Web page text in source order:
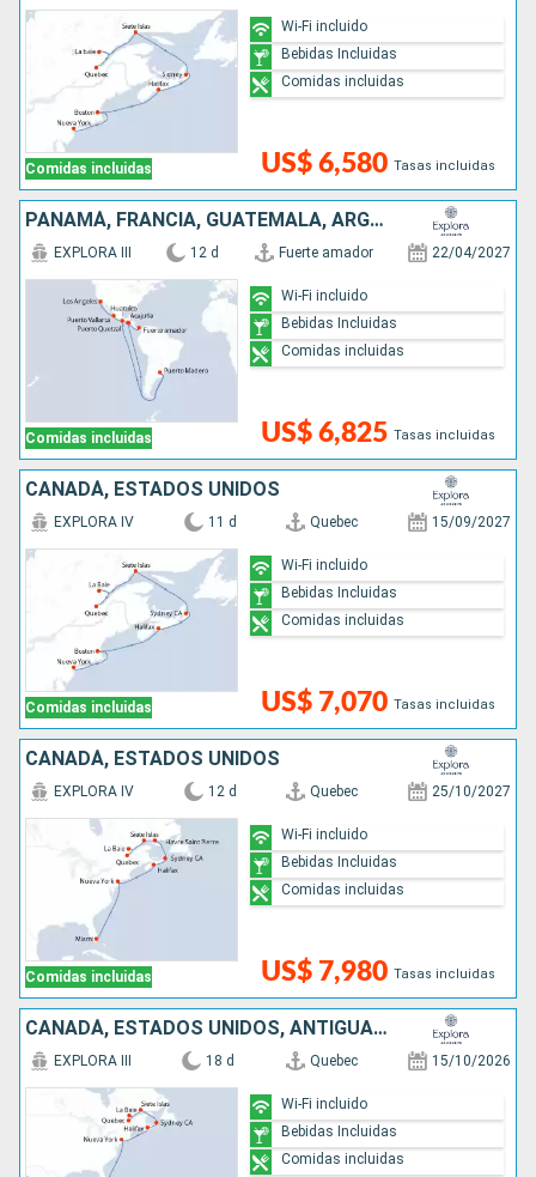
Comidas incluidas US$ 6,580 Tasas incluidas
Wi-Fi incluido
Bebidas Incluidas
Comidas incluidas
PANAMÁ, FRANCIA, GUATEMALA, ARGENTINA, MÉXICO, ESTADOS UNIDOS
Comidas incluidas
EXPLORA III 12 d Fuerte amador 22/04/2027
US$ 6,825 Tasas incluidas
Wi-Fi incluido
Bebidas Incluidas
Comidas incluidas
CANADÁ, ESTADOS UNIDOS
Comidas incluidas
EXPLORA IV 11 d Quebec 15/09/2027
US$ 7,070 Tasas incluidas
Wi-Fi incluido
Bebidas Incluidas
Comidas incluidas
CANADÁ, ESTADOS UNIDOS
Comidas incluidas
EXPLORA IV 12 d Quebec 25/10/2027
US$ 7,980 Tasas incluidas
Wi-Fi incluido
Bebidas Incluidas
Comidas incluidas
CANADÁ, ESTADOS UNIDOS, ANTIGUA Y BARBUDA, SAN MARTÍN, PUERTO RICO
EXPLORA III 18 d Quebec 15/10/2026
Wi-Fi incluido
Bebidas Incluidas
Comidas incluidas